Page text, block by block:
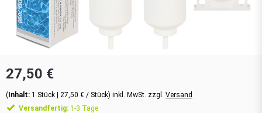
27,50 €
(Inhalt: 1 Stück | 27,50 € / Stück) inkl. MwSt. zzgl. Versand
Versandfertig: 1-3 Tage